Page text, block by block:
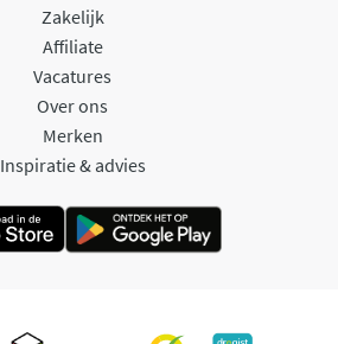
Zakelijk
Affiliate
Vacatures
Over ons
Merken
Inspiratie & advies